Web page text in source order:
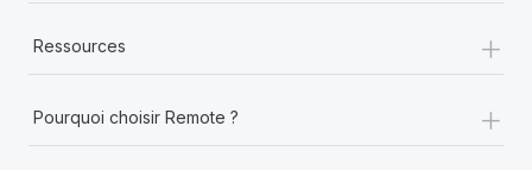
Ressources +
Pourquoi choisir Remote ? +